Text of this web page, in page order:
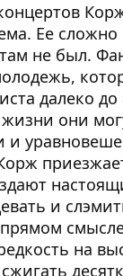
Ее
не был.
далеко до
они
и
и
на